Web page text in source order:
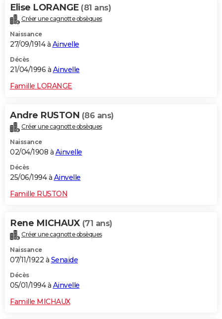
Elise LORANGE (81 ans)
Créer une cagnotte obsèques
Naissance
27/09/1914 à Ainvelle
Décès
21/04/1996 à Ainvelle
Famille LORANGE
Andre RUSTON (86 ans)
Créer une cagnotte obsèques
Naissance
02/04/1908 à Ainvelle
Décès
25/06/1994 à Ainvelle
Famille RUSTON
Rene MICHAUX (71 ans)
Créer une cagnotte obsèques
Naissance
07/11/1922 à Senaide
Décès
05/01/1994 à Ainvelle
Famille MICHAUX